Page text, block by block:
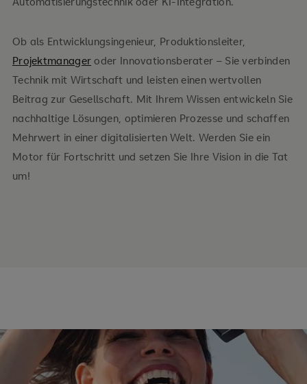
Maschinenbau
Durch Praxisprojekte und eine praxisorientierte
Abschlussarbeit
Wirtschaftsingenieurwesen (B.Sc.)
Spezialisierungen
Ob als Entwicklungsingenieur, Produktionsleiter,
Projektmanager oder Innovationsberater – Sie verbinden
Technik mit Wirtschaft und leisten einen wertvollen
Beitrag zur Gesellschaft. Mit Ihrem Wissen entwickeln Sie
nachhaltige Lösungen, optimieren Prozesse und schaffen
Mehrwert in einer digitalisierten Welt. Werden Sie ein
Motor für Fortschritt und setzen Sie Ihre Vision in die Tat
um!